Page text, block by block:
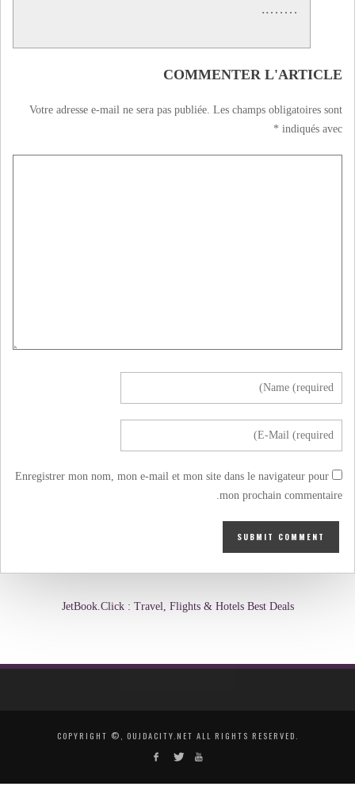
……..
COMMENTER L'ARTICLE
Votre adresse e-mail ne sera pas publiée. Les champs obligatoires sont
indiqués avec
*
Enregistrer mon nom, mon e-mail et mon site dans le navigateur pour
mon prochain commentaire.
JetBook.Click : Travel, Flights & Hotels Best Deals
COPYRIGHT ©, OUJDACITY.NET ALL RIGHTS RESERVED.